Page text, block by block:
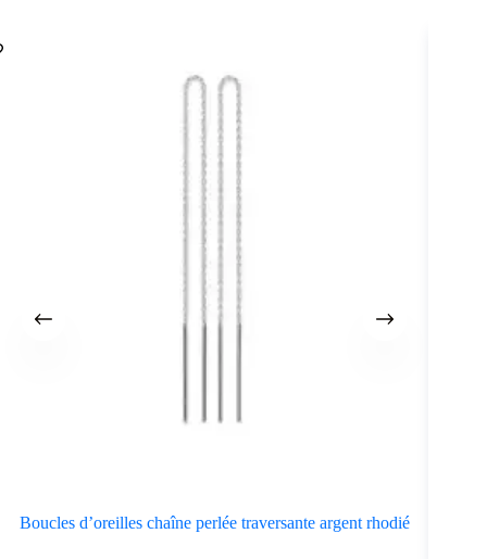
Boucles d’oreilles chaîne perlée traversante argent rhodié